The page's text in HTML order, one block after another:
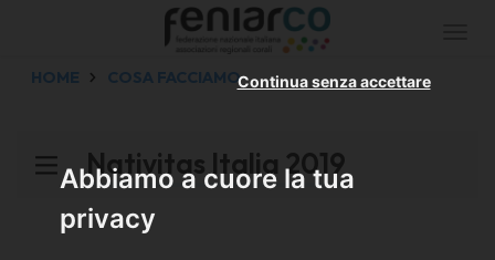
Abbiamo a cuore la tua
privacy
Continua senza accettare
HOME COSA FACCIAMO
Nativitas Italia 2019